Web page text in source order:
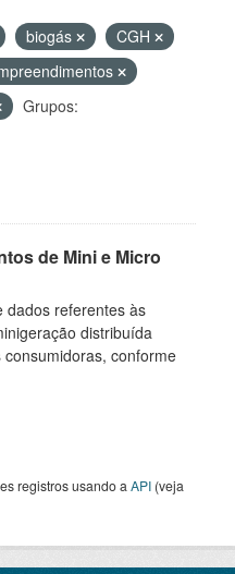
biogás
CGH
Grupos:
de Mini e Micro
dados referentes às
distribuída
conforme
registros usando a API (veja